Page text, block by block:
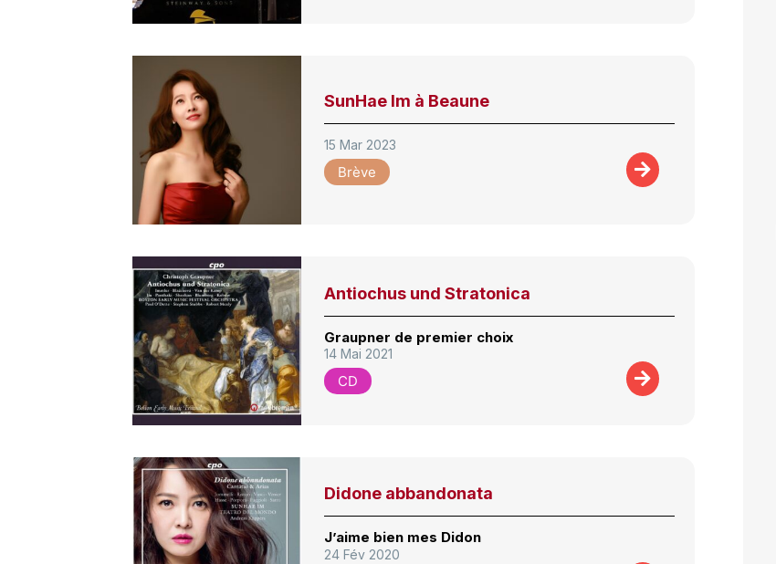
SunHae Im à Beaune
15 Mar 2023
Brève
Antiochus und Stratonica
Graupner de premier choix
14 Mai 2021
CD
Didone abbandonata
J’aime bien mes Didon
24 Fév 2020